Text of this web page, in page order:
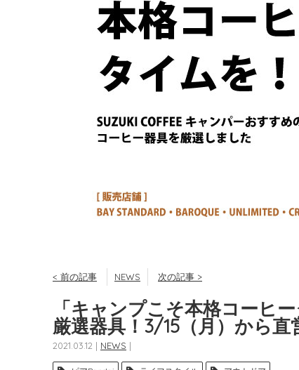
< 前の記事 NEWS 次の記事 >
「キャンプこそ本格コーヒ
厳選器具！3/15（月）から直
2021.03.12 | NEWS |